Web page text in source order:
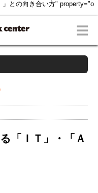
との向き合い方" property="o
「ＩＴ」・「Ａ